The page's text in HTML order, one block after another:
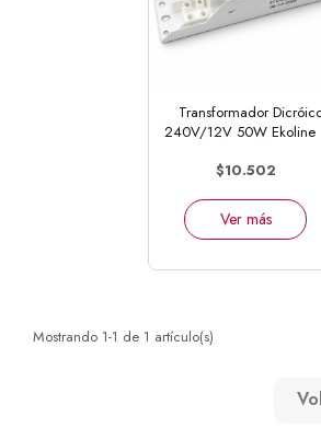
Transformador
240V/12V 50W Ekoline
$10.502
Ver más
Mostrando 1-1 de 1 artículo(s)